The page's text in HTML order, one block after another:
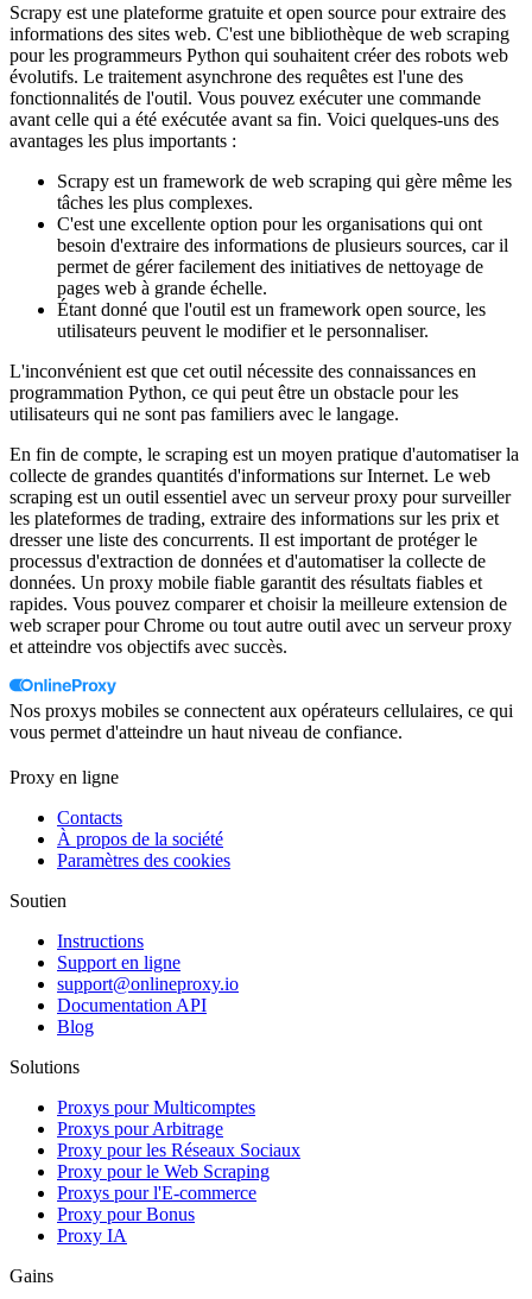
Scrapy est une plateforme gratuite et open source pour extraire des
informations des sites web. C'est une bibliothèque de web scraping
pour les programmeurs Python qui souhaitent créer des robots web
évolutifs. Le traitement asynchrone des requêtes est l'une des
fonctionnalités de l'outil. Vous pouvez exécuter une commande
avant celle qui a été exécutée avant sa fin. Voici quelques-uns des
avantages les plus importants :
Scrapy est un framework de web scraping qui gère même les
tâches les plus complexes.
C'est une excellente option pour les organisations qui ont
besoin d'extraire des informations de plusieurs sources, car il
permet de gérer facilement des initiatives de nettoyage de
pages web à grande échelle.
Étant donné que l'outil est un framework open source, les
utilisateurs peuvent le modifier et le personnaliser.
L'inconvénient est que cet outil nécessite des connaissances en
programmation Python, ce qui peut être un obstacle pour les
utilisateurs qui ne sont pas familiers avec le langage.
En fin de compte, le scraping est un moyen pratique d'automatiser la
collecte de grandes quantités d'informations sur Internet. Le web
scraping est un outil essentiel avec un serveur proxy pour surveiller
les plateformes de trading, extraire des informations sur les prix et
dresser une liste des concurrents. Il est important de protéger le
processus d'extraction de données et d'automatiser la collecte de
données. Un proxy mobile fiable garantit des résultats fiables et
rapides. Vous pouvez comparer et choisir la meilleure extension de
web scraper pour Chrome ou tout autre outil avec un serveur proxy
et atteindre vos objectifs avec succès.
Nos proxys mobiles se connectent aux opérateurs cellulaires, ce qui
vous permet d'atteindre un haut niveau de confiance.
Proxy en ligne
Contacts
À propos de la société
Paramètres des cookies
Soutien
Instructions
Support en ligne
support@onlineproxy.io
Documentation API
Blog
Solutions
Proxys pour Multicomptes
Proxys pour Arbitrage
Proxy pour les Réseaux Sociaux
Proxy pour le Web Scraping
Proxys pour l'E-commerce
Proxy pour Bonus
Proxy IA
Gains